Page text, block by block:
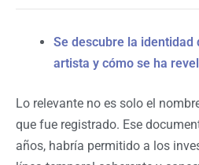
Se descubre la identidad
artista y cómo se ha
Lo relevante no es solo el
que fue registrado. Ese
años, habría permitido a los